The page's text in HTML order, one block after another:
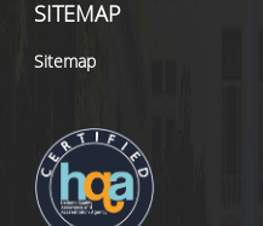
SITEMAP
Sitemap